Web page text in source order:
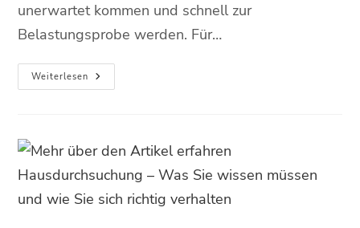
unerwartet kommen und schnell zur
Belastungsprobe werden. Für…
Weiterlesen